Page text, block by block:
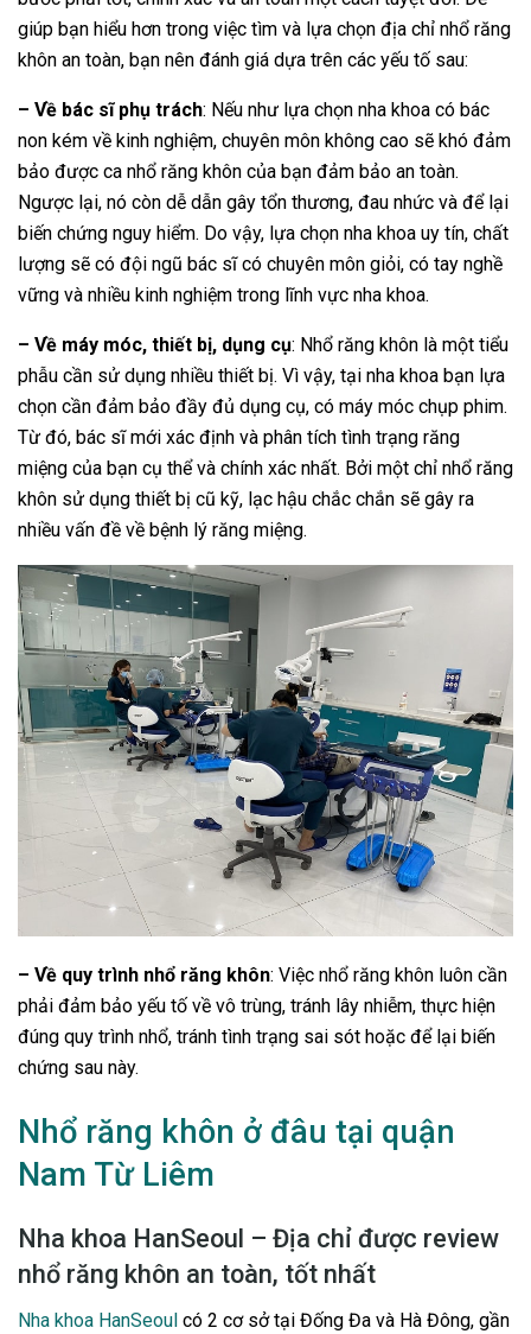
giúp bạn hiểu hơn trong việc tìm và lựa chọn địa chỉ nhổ răng
khôn an toàn, bạn nên đánh giá dựa trên các yếu tố sau:
– Về bác sĩ phụ trách: Nếu như lựa chọn nha khoa có bác
non kém về kinh nghiệm, chuyên môn không cao sẽ khó đảm
bảo được ca nhổ răng khôn của bạn đảm bảo an toàn.
Ngược lại, nó còn dễ dẫn gây tổn thương, đau nhức và để lại
biến chứng nguy hiểm. Do vậy, lựa chọn nha khoa uy tín, chất
lượng sẽ có đội ngũ bác sĩ có chuyên môn giỏi, có tay nghề
vững và nhiều kinh nghiệm trong lĩnh vực nha khoa.
– Về máy móc, thiết bị, dụng cụ: Nhổ răng khôn là một tiểu
phẫu cần sử dụng nhiều thiết bị. Vì vậy, tại nha khoa bạn lựa
chọn cần đảm bảo đầy đủ dụng cụ, có máy móc chụp phim.
Từ đó, bác sĩ mới xác định và phân tích tình trạng răng
miệng của bạn cụ thể và chính xác nhất. Bởi một chỉ nhổ răng
khôn sử dụng thiết bị cũ kỹ, lạc hậu chắc chắn sẽ gây ra
nhiều vấn đề về bệnh lý răng miệng.
– Về quy trình nhổ răng khôn: Việc nhổ răng khôn luôn cần
phải đảm bảo yếu tố về vô trùng, tránh lây nhiễm, thực hiện
đúng quy trình nhổ, tránh tình trạng sai sót hoặc để lại biến
chứng sau này.
Nhổ răng khôn ở đâu tại quận
Nam Từ Liêm
Nha khoa HanSeoul – Địa chỉ được review
nhổ răng khôn an toàn, tốt nhất
Nha khoa HanSeoul có 2 cơ sở tại Đống Đa và Hà Đông, gần